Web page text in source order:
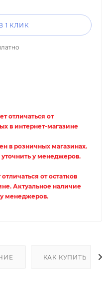
1 КЛИК
отличаться от
в интернет-магазине
в розничных магазинах.
у менеджеров.
от остатков
Актуальное наличие
менеджеров.
КАК КУПИТЬ